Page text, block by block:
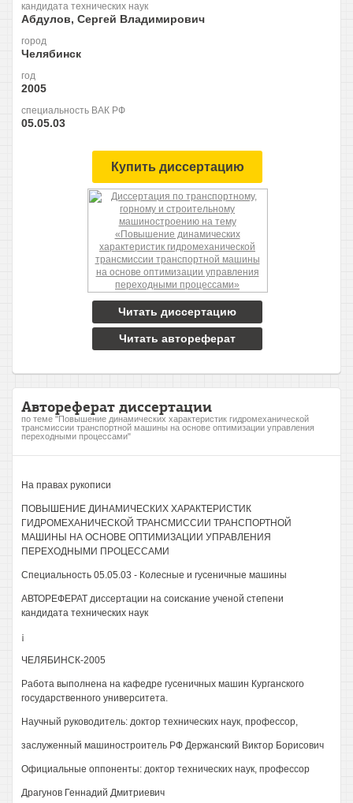
кандидата технических наук
Абдулов, Сергей Владимирович
город
Челябинск
год
2005
специальность ВАК РФ
05.05.03
Купить диссертацию
Читать диссертацию
Читать автореферат
Автореферат диссертации
по теме "Повышение динамических характеристик гидромеханической
трансмиссии транспортной машины на основе оптимизации управления
переходными процессами"
На правах рукописи
ПОВЫШЕНИЕ ДИНАМИЧЕСКИХ ХАРАКТЕРИСТИК
ГИДРОМЕХАНИЧЕСКОЙ ТРАНСМИССИИ ТРАНСПОРТНОЙ
МАШИНЫ НА ОСНОВЕ ОПТИМИЗАЦИИ УПРАВЛЕНИЯ
ПЕРЕХОДНЫМИ ПРОЦЕССАМИ
Специальность 05.05.03 - Колесные и гусеничные машины
АВТОРЕФЕРАТ диссертации на соискание ученой степени
кандидата технических наук
¡
ЧЕЛЯБИНСК-2005
Работа выполнена на кафедре гусеничных машин Курганского
государственного университета.
Научный руководитель: доктор технических наук, профессор,
заслуженный машиностроитель РФ Держанский Виктор Борисович
Официальные оппоненты: доктор технических наук, профессор
Драгунов Геннадий Дмитриевич